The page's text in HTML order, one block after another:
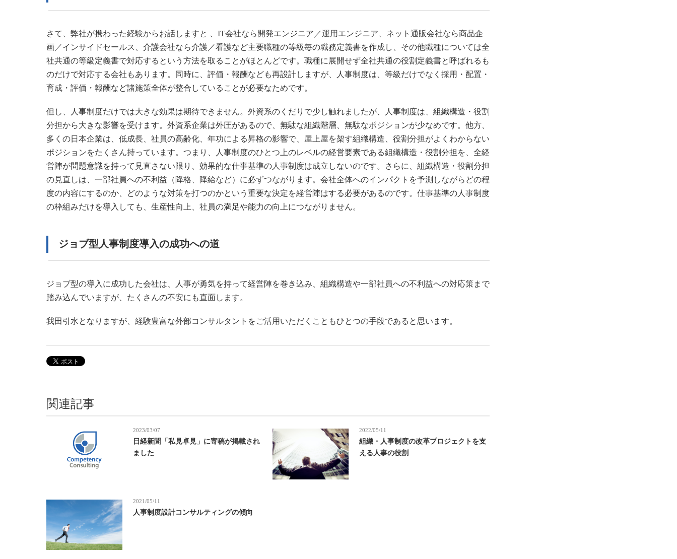
さて、弊社が携わった経験からお話しますと 、IT会社なら開発エンジニア／運用エンジニア、ネット通販会社なら商品企
画／インサイドセールス、介護会社なら介護／看護など主要職種の等級毎の職務定義書を作成し、その他職種については全
社共通の等級定義書で対応するという方法を取ることがほとんどです。職種に展開せず全社共通の役割定義書と呼ばれるも
のだけで対応する会社もあります。同時に、評価・報酬なども再設計しますが、人事制度は、等級だけでなく採用・配置・
育成・評価・報酬など諸施策全体が整合していることが必要なためです。
但し、人事制度だけでは大きな効果は期待できません。外資系のくだりで少し触れましたが、人事制度は、組織構造・役割
分担から大きな影響を受けます。外資系企業は外圧があるので、無駄な組織階層、無駄なポジションが少なめです。他方、
多くの日本企業は、低成長、社員の高齢化、年功による昇格の影響で、屋上屋を架す組織構造、役割分担がよくわからない
ポジションをたくさん持っています。つまり、人事制度のひとつ上のレベルの経営要素である組織構造・役割分担を、全経
営陣が問題意識を持って見直さない限り、効果的な仕事基準の人事制度は成立しないのです。さらに、組織構造・役割分担
の見直しは、一部社員への不利益（降格、降給など）に必ずつながります。会社全体へのインパクトを予測しながらどの程
度の内容にするのか、どのような対策を打つのかという重要な決定を経営陣はする必要があるのです。仕事基準の人事制度
の枠組みだけを導入しても、生産性向上、社員の満足や能力の向上につながりません。
ジョブ型人事制度導入の成功への道
ジョブ型の導入に成功した会社は、人事が勇気を持って経営陣を巻き込み、組織構造や一部社員への不利益への対応策まで
踏み込んでいますが、たくさんの不安にも直面します。
我田引水となりますが、経験豊富な外部コンサルタントをご活用いただくこともひとつの手段であると思います。
関連記事
2023/03/07
日経新聞「私見卓見」に寄稿が掲載され
ました
2022/05/11
組織・人事制度の改革プロジェクトを支
える人事の役割
2021/05/11
人事制度設計コンサルティングの傾向